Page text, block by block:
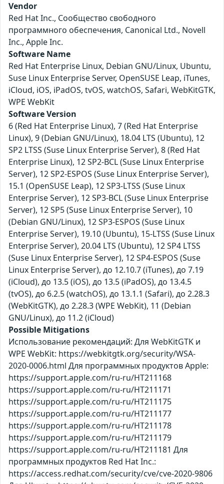
Vendor
Red Hat Inc., Сообщество свободного
программного обеспечения, Canonical Ltd., Novell
Inc., Apple Inc.
Software Name
Red Hat Enterprise Linux, Debian GNU/Linux, Ubuntu,
Suse Linux Enterprise Server, OpenSUSE Leap, iTunes,
iCloud, iOS, iPadOS, tvOS, watchOS, Safari, WebKitGTK,
WPE WebKit
Software Version
6 (Red Hat Enterprise Linux), 7 (Red Hat Enterprise
Linux), 9 (Debian GNU/Linux), 18.04 LTS (Ubuntu), 12
SP2 LTSS (Suse Linux Enterprise Server), 8 (Red Hat
Enterprise Linux), 12 SP2-BCL (Suse Linux Enterprise
Server), 12 SP2-ESPOS (Suse Linux Enterprise Server),
15.1 (OpenSUSE Leap), 12 SP3-LTSS (Suse Linux
Enterprise Server), 12 SP3-BCL (Suse Linux Enterprise
Server), 12 SP5 (Suse Linux Enterprise Server), 10
(Debian GNU/Linux), 12 SP3-ESPOS (Suse Linux
Enterprise Server), 19.10 (Ubuntu), 15-LTSS (Suse Linux
Enterprise Server), 20.04 LTS (Ubuntu), 12 SP4 LTSS
(Suse Linux Enterprise Server), 12 SP4-ESPOS (Suse
Linux Enterprise Server), до 12.10.7 (iTunes), до 7.19
(iCloud), до 13.5 (iOS), до 13.5 (iPadOS), до 13.4.5
(tvOS), до 6.2.5 (watchOS), до 13.1.1 (Safari), до 2.28.3
(WebKitGTK), до 2.28.3 (WPE WebKit), 11 (Debian
GNU/Linux), до 11.2 (iCloud)
Possible Mitigations
Использование рекомендаций: Для WebKitGTK и
WPE WebKit: https://webkitgtk.org/security/WSA-
2020-0006.html Для программных продуктов Apple:
https://support.apple.com/ru-ru/HT211168
https://support.apple.com/ru-ru/HT211171
https://support.apple.com/ru-ru/HT211175
https://support.apple.com/ru-ru/HT211177
https://support.apple.com/ru-ru/HT211178
https://support.apple.com/ru-ru/HT211179
https://support.apple.com/ru-ru/HT211181 Для
программных продуктов Red Hat Inc.:
https://access.redhat.com/security/cve/cve-2020-9806